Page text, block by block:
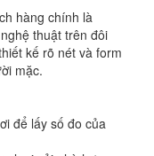
hàng chính là
thuật trên đôi
kế rõ nét và form
mặc.
để lấy số đo của